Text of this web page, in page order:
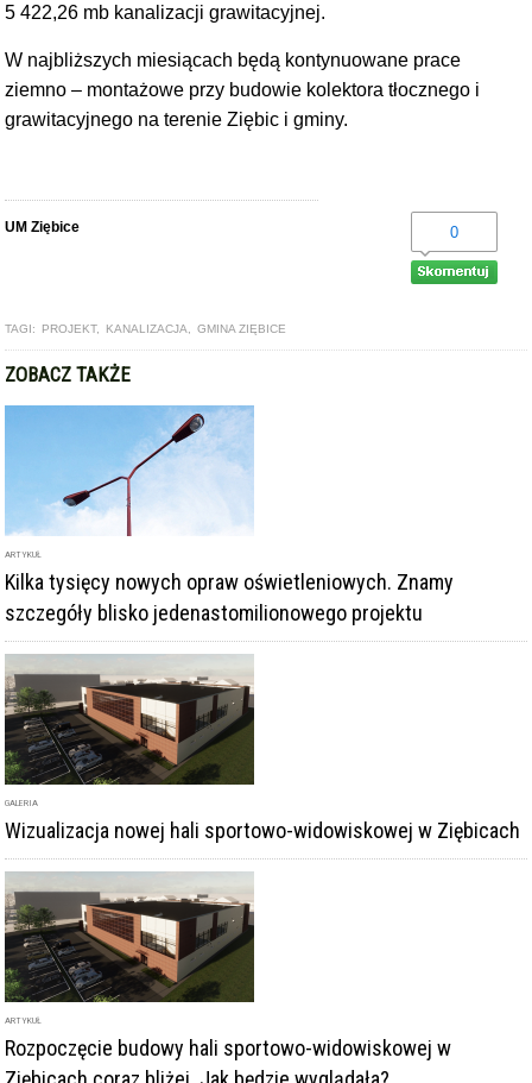
5 422,26 mb kanalizacji grawitacyjnej.
W najbliższych miesiącach będą kontynuowane prace
ziemno – montażowe przy budowie kolektora tłocznego i
grawitacyjnego na terenie Ziębic i gminy.
UM Ziębice 0
TAGI: PROJEKT, KANALIZACJA GMINA ZIĘBICE
ZOBACZ TAKŻE
ARTYKUŁ
Kilka tysięcy nowych opraw oświetleniowych. Znamy
szczegóły blisko jedenastomilionowego projektu
GALERIA
Wizualizacja nowej hali sportowo-widowiskowej w Ziębicach
ARTYKUŁ
Rozpoczęcie budowy hali sportowo-widowiskowej w